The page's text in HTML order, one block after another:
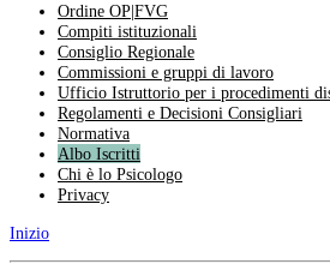
Ordine OP|FVG
Compiti istituzionali
Consiglio Regionale
Commissioni e gruppi di lavoro
Ufficio Istruttorio per i procedimenti
Regolamenti e Decisioni Consigliari
Normativa
Albo Iscritti
Chi è lo Psicologo
Privacy
Inizio